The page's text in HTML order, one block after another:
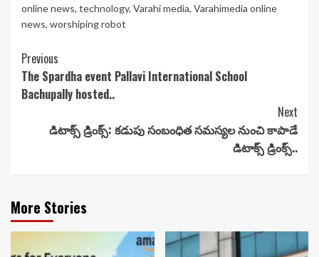
online news, technology, Varahi media, Varahimedia online
news, worshiping robot
Continue
Reading
Previous
The Spardha event Pallavi International School
Bachupally hosted..
Next
డిటాక్స్ డ్రింక్స్: కడుపు సంబంధిత సమస్యల నుంచి కాపాడే
డిటాక్స్ డ్రింక్స్..
More Stories